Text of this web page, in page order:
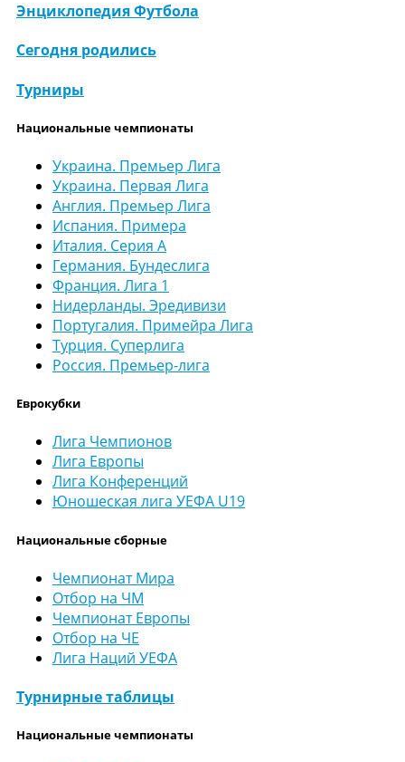
Энциклопедия Футбола
Сегодня родились
Турниры
Национальные чемпионаты
Украина. Премьер Лига
Украина. Первая Лига
Англия. Премьер Лига
Испания. Примера
Италия. Серия А
Германия. Бундеслига
Франция. Лига 1
Нидерланды. Эредивизи
Португалия. Примейра Лига
Турция. Суперлига
Россия. Премьер-лига
Еврокубки
Лига Чемпионов
Лига Европы
Лига Конференций
Юношеская лига УЕФА U19
Национальные сборные
Чемпионат Мира
Отбор на ЧМ
Чемпионат Европы
Отбор на ЧЕ
Лига Наций УЕФА
Турнирные таблицы
Национальные чемпионаты